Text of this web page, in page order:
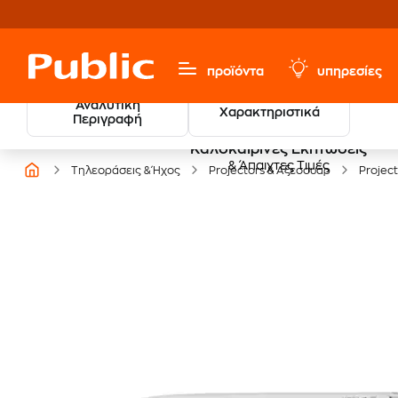
προϊόντα υπηρεσίες
Αναλυτική
Περιγραφή
Χαρακτηριστικά
Καλοκαιρινές Εκπτώσεις
& Άπαιχτες Τιμές
Τηλεοράσεις & Ήχος Projectors & Αξεσουάρ